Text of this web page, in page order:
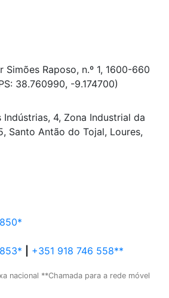
Simões Raposo, n.º 1, 1600-660
38.760990, -9.174700)
Indústrias, 4, Zona Industrial da
Santo Antão do Tojal, Loures,
+351 918 746 558**
nacional **Chamada para a rede móvel